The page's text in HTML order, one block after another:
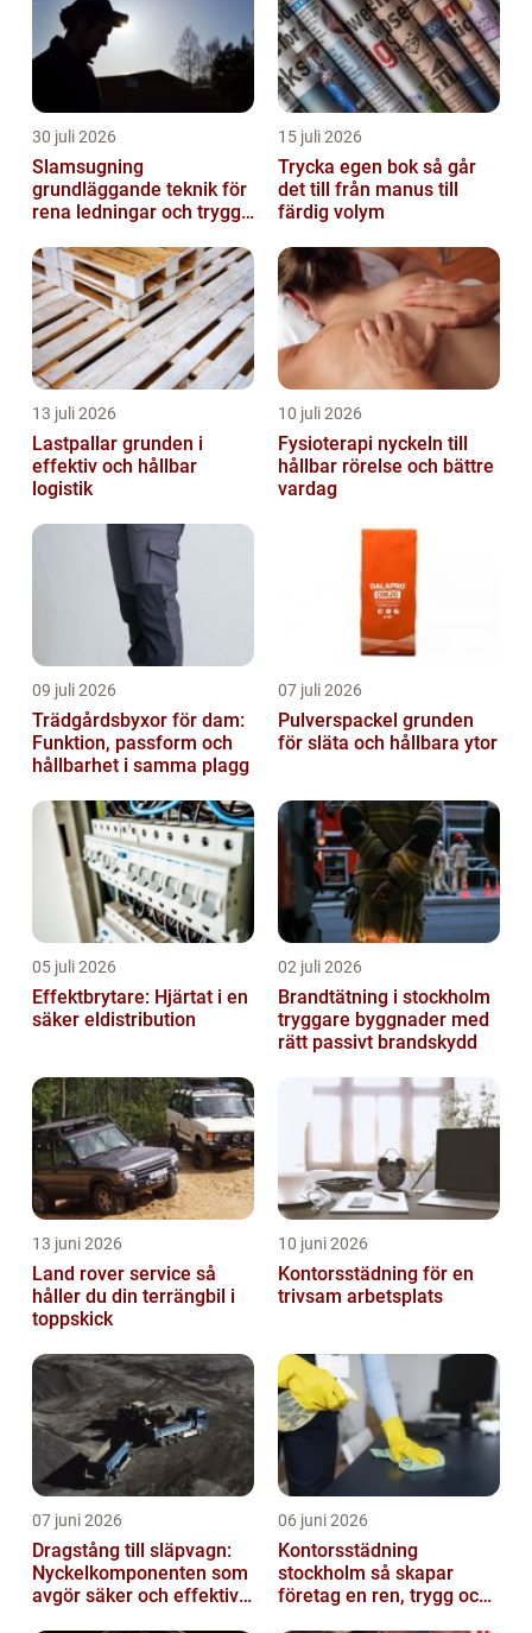
30 juli 2026
Slamsugning
grundläggande teknik för
rena ledningar och trygg
15 juli 2026
Trycka egen bok så går
det till från manus till
färdig volym
13 juli 2026
Lastpallar grunden i
effektiv och hållbar
logistik
10 juli 2026
Fysioterapi nyckeln till
hållbar rörelse och bättre
vardag
09 juli 2026
Trädgårdsbyxor för dam:
Funktion, passform och
hållbarhet i samma plagg
07 juli 2026
Pulverspackel grunden
för släta och hållbara ytor
05 juli 2026
Effektbrytare: Hjärtat i en
säker eldistribution
02 juli 2026
Brandtätning i stockholm
tryggare byggnader med
rätt passivt brandskydd
13 juni 2026
Land rover service så
håller du din terrängbil i
toppskick
10 juni 2026
Kontorsstädning för en
trivsam arbetsplats
07 juni 2026
Dragstång till släpvagn:
Nyckelkomponenten som
avgör säker och effektiv
06 juni 2026
Kontorsstädning
stockholm så skapar
företag en ren, trygg och